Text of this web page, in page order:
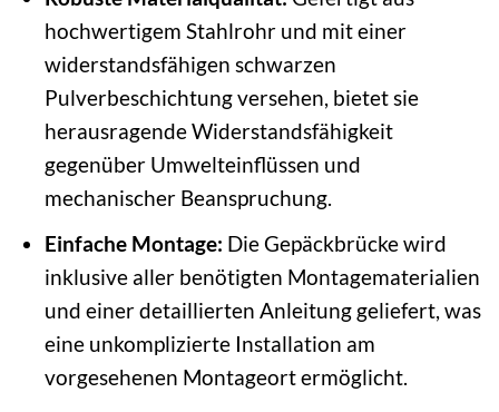
hochwertigem Stahlrohr und mit einer
widerstandsfähigen schwarzen
Pulverbeschichtung versehen, bietet sie
herausragende Widerstandsfähigkeit
gegenüber Umwelteinflüssen und
mechanischer Beanspruchung.
Einfache Montage: Die Gepäckbrücke wird
inklusive aller benötigten Montagematerialien
und einer detaillierten Anleitung geliefert, was
eine unkomplizierte Installation am
vorgesehenen Montageort ermöglicht.